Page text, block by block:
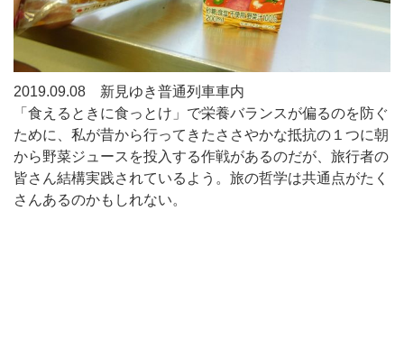
2019.09.08 新見ゆき普通列車車内
「食えるときに食っとけ」で栄養バランスが偏るのを防ぐ
ために、私が昔から行ってきたささやかな抵抗の１つに朝
から野菜ジュースを投入する作戦があるのだが、旅行者の
皆さん結構実践されているよう。旅の哲学は共通点がたく
さんあるのかもしれない。